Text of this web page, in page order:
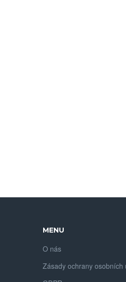
MENU
O nás
Zásady ochrany osobních